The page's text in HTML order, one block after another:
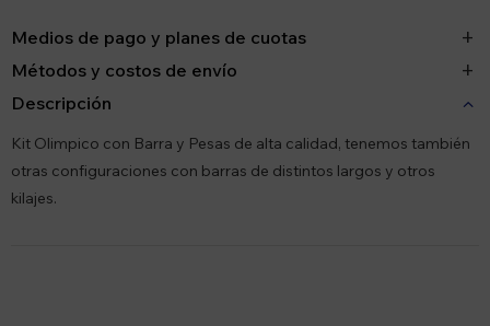
Medios de pago y planes de cuotas
Métodos y costos de envío
Descripción
Kit Olimpico con Barra y Pesas de alta calidad, tenemos también
otras configuraciones con barras de distintos largos y otros
kilajes.